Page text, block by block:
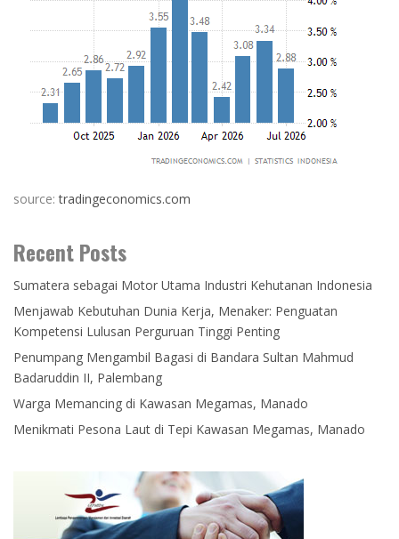
source:tradingeconomics.com
Recent Posts
Sumatera sebagai Motor Utama Industri Kehutanan Indonesia
Menjawab Kebutuhan Dunia Kerja, Menaker: Penguatan
Kompetensi Lulusan Perguruan Tinggi Penting
Penumpang Mengambil Bagasi di Bandara Sultan Mahmud
Badaruddin II, Palembang
Warga Memancing di Kawasan Megamas, Manado
Menikmati Pesona Laut di Tepi Kawasan Megamas, Manado